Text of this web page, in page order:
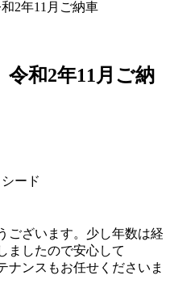
和2年11月ご納
ード
ございます。少し年数は経
ましたので安心して
ナンスもお任せくださいま